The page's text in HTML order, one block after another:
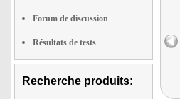
Forum de discussion
Résultats de tests
Recherche produits: